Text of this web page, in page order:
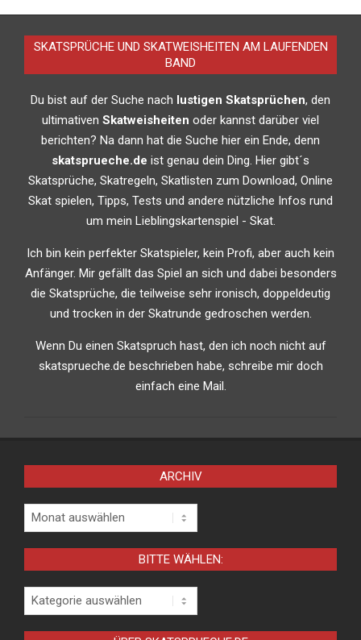
01-
SKATSPRÜCHE UND SKATWEISHEITEN AM LAUFENDEN
BAND
Du bist auf der Suche nach lustigen Skatsprüchen, den
ultimativen Skatweisheiten oder kannst darüber viel
berichten? Na dann hat die Suche hier ein Ende, denn
skatsprueche.de ist genau dein Ding. Hier gibt´s
Skatsprüche, Skatregeln, Skatlisten zum Download, Online
Skat spielen, Tipps, Tests und andere nützliche Infos rund
um mein Lieblingskartenspiel - Skat.
Ich bin kein perfekter Skatspieler, kein Profi, aber auch kein
Anfänger. Mir gefällt das Spiel an sich und dabei besonders
die Skatsprüche, die teilweise sehr ironisch, doppeldeutig
und trocken in der Skatrunde gedroschen werden.
Wenn Du einen Skatspruch hast, den ich noch nicht auf
skatsprueche.de beschrieben habe, schreibe mir doch
einfach eine Mail.
ARCHIV
Archiv
BITTE WÄHLEN:
Bitte
wählen: